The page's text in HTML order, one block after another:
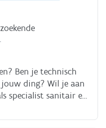
specialist sanitair en